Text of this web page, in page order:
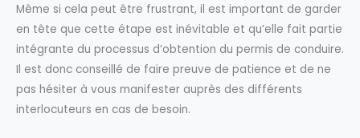
Même si cela peut être frustrant, il est important de garder
en tête que cette étape est inévitable et qu’elle fait partie
intégrante du processus d’obtention du permis de conduire.
Il est donc conseillé de faire preuve de patience et de ne
pas hésiter à vous manifester auprès des différents
interlocuteurs en cas de besoin.